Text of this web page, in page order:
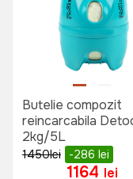
Butelie compozit
reincarcabila
2kg/5L
1450lei -286 lei
1164 lei